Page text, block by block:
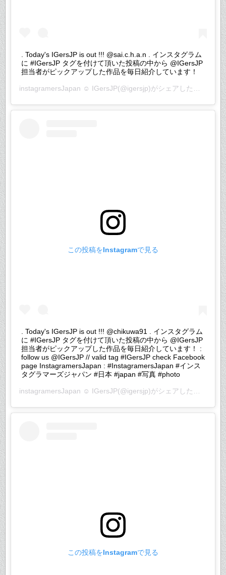
. Today's IGersJP is out !!! @sai.c.h.a.n . インスタグラム
に #IGersJP タグを付けて頂いた投稿の中から @IGersJP
担当者がピックアップした作品を毎日紹介しています！
instagramersJapan ☺︎ IGersJP(@igersjp)がシェアした投稿 –
この投稿をInstagramで見る
. Today's IGersJP is out !!! @chikuwa91 . インスタグラム
に #IGersJP タグを付けて頂いた投稿の中から @IGersJP
担当者がピックアップした作品を毎日紹介しています！ :
follow us @IGersJP // valid tag #IGersJP check Facebook
page InstagramersJapan : #InstagramersJapan #インス
タグラマーズジャパン #日本 #japan #写真 #photo
instagramersJapan ☺︎ IGersJP(@igersjp)がシェアした投稿 –
この投稿をInstagramで見る